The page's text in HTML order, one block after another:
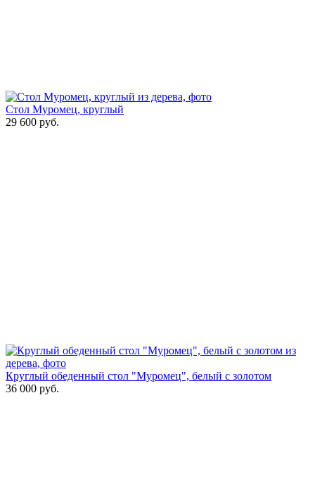
Стол Муромец, круглый
29 600 руб.
Круглый обеденный стол "Муромец", белый с золотом
36 000 руб.